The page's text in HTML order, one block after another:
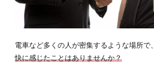
電車など多くの人が密集するような場所で、
快に感じたことはありませんか？